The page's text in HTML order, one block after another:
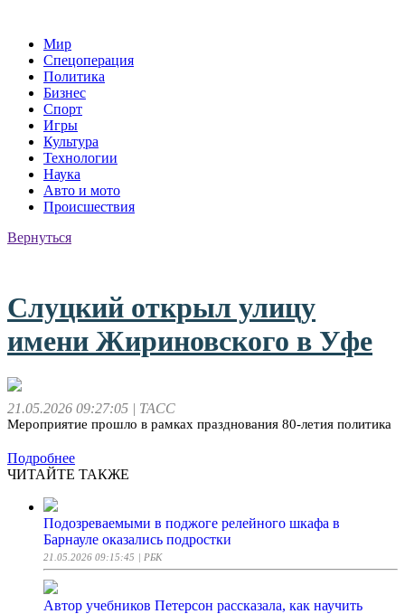
Мир
Спецоперация
Политика
Бизнес
Спорт
Игры
Культура
Технологии
Наука
Авто и мото
Происшествия
Вернуться
Слуцкий открыл улицу
имени Жириновского в Уфе
21.05.2026 09:27:05 | ТАСС
Мероприятие прошло в рамках празднования 80-летия политика
Подробнее
ЧИТАЙТЕ ТАКЖЕ
Подозреваемыми в поджоге релейного шкафа в
Барнауле оказались подростки
21.05.2026 09:15:45 | РБК
Автор учебников Петерсон рассказала, как научить